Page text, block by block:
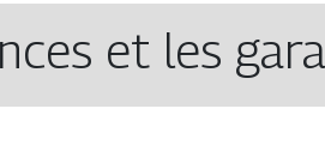
et les